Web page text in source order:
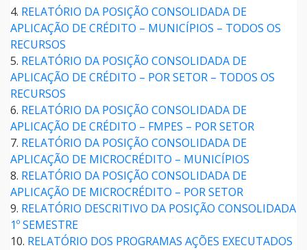
4. RELATÓRIO DA POSIÇÃO CONSOLIDADA DE
APLICAÇÃO DE CRÉDITO – MUNICÍPIOS – TODOS OS
RECURSOS
5. RELATÓRIO DA POSIÇÃO CONSOLIDADA DE
APLICAÇÃO DE CRÉDITO – POR SETOR – TODOS OS
RECURSOS
6. RELATÓRIO DA POSIÇÃO CONSOLIDADA DE
APLICAÇÃO DE CRÉDITO – FMPES – POR SETOR
7. RELATÓRIO DA POSIÇÃO CONSOLIDADA DE
APLICAÇÃO DE MICROCRÉDITO – MUNICÍPIOS
8. RELATÓRIO DA POSIÇÃO CONSOLIDADA DE
APLICAÇÃO DE MICROCRÉDITO – POR SETOR
9. RELATÓRIO DESCRITIVO DA POSIÇÃO CONSOLIDADA
1º SEMESTRE
10. RELATÓRIO DOS PROGRAMAS AÇÕES EXECUTADOS